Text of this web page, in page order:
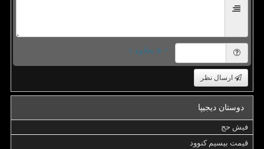
= ۵ بعلاوه ۱
ارسال نظر
دوستان دیجیپا
فیش حج
قیمت بیسیم کنوود